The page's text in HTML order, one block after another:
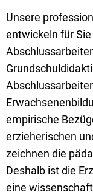
Unsere
entwickeln für
empirische
erzieherischen
zeichnen die
Deshalb ist die
eine